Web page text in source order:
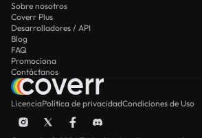
Sobre nosotros
Coverr Plus
Desarrolladores / API
Blog
FAQ
Promociona
Contáctanos
LicenciaPolítica de privacidadCondiciones de Uso